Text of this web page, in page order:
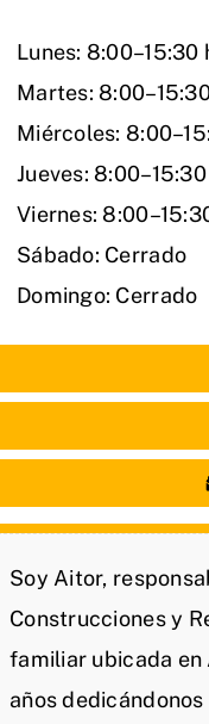
Soy Aitor,
Construcciones y
familiar ubicada en
años
Lunes: 8:00–15:30
Martes:
Miércoles:
Jueves:
Viernes:
Sábado: Cerrado
Domingo: Cerrado